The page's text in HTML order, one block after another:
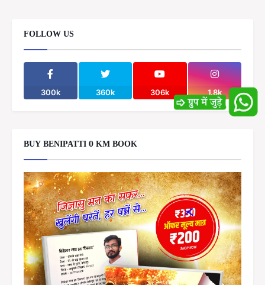
FOLLOW US
300k 360k 306k 1.8k
BUY BENIPATTI 0 KM BOOK